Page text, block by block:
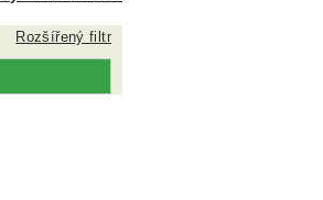
Rozšířený filtr